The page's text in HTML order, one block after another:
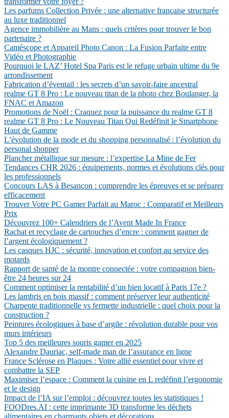
Les parfums Collection Privée : une alternative française structurée
au luxe traditionnel
Agence immobilière au Mans : quels critères pour trouver le bon
partenaire ?
Caméscope et Appareil Photo Canon : La Fusion Parfaite entre
Vidéo et Photographie
Pourquoi le LAZ’ Hotel Spa Paris est le refuge urbain ultime du 9e
arrondissement
Fabrication d’éventail : les secrets d’un savoir-faire ancestral
realme GT 8 Pro : Le nouveau titan de la photo chez Boulanger, la
FNAC et Amazon
Promotions de Noël : Craquez pour la puissance du realme GT 8
realme GT 8 Pro : Le Nouveau Titan Qui Redéfinit le Smartphone
Haut de Gamme
L’évolution de la mode et du shopping personnalisé : l’évolution du
personal shopper
Plancher métallique sur mesure : l’expertise La Mine de Fer
Tendances CHR 2026 : équipements, normes et évolutions clés pour
les professionnels
Concours LAS à Besançon : comprendre les épreuves et se préparer
efficacement
Trouver Votre PC Gamer Parfait au Maroc : Comparatif et Meilleurs
Prix
Découvrez 100+ Calendriers de l’Avent Made In France
Rachat et recyclage de cartouches d’encre : comment gagner de
l’argent écologiquement ?
Les casques HJC : sécurité, innovation et confort au service des
motards
Rapport de santé de la montre connectée : votre compagnon bien-
être 24 heures sur 24
Comment optimiser la rentabilité d’un bien locatif à Paris 17e ?
Les lambris en bois massif : comment préserver leur authenticité
Charpente traditionnelle vs fermette industrielle : quel choix pour la
construction ?
Peintures écologiques à base d’argile : révolution durable pour vos
murs intérieurs
Top 5 des meilleures souris gamer en 2025
Alexandre Dauriac, self-made man de l’assurance en ligne
France Sclérose en Plaques : Votre allié essentiel pour vivre et
combattre la SEP
Maximiser l’espace : Comment la cuisine en L redéfinit l’ergonomie
et le design
Impact de l’IA sur l’emploi : découvrez toutes les statistiques !
FOODres.AI : cette imprimante 3D transforme les déchets
alimentaires en charmants objets et décorations